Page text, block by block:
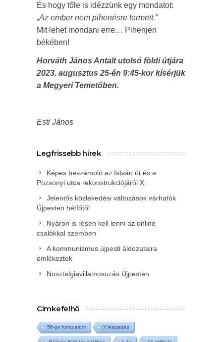
És hogy tőle is idézzünk egy mondatot:
„Az ember nem pihenésre termett.”
Mit lehet mondani erre… Pihenjen
békében!
Horváth János Antalt utolsó földi útjára
2023. augusztus 25-én 9:45-kor kísérjük
a Megyeri Temetőben.
Esti János
Legfrissebb hírek
Képes beszámoló az István út és a
Pozsonyi utca rekonstrukciójáról X.
Jelentős közlekedési változások várhatók
Újpesten hétfőtől
Nyáron is résen kell lenni az online
csalókkal szemben
A kommunizmus újpesti áldozataira
emlékeztek
Nosztalgiavillamosozás Újpesten
Címkefelhő
'56-os forradalom (V)észjelzés